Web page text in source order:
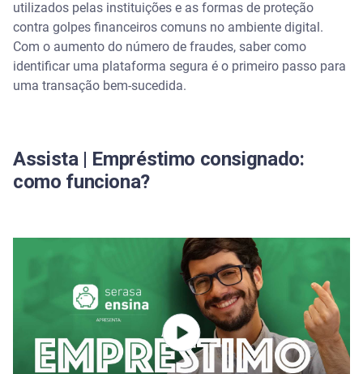
Compartilhamento seguro de histórico financeiro
Benefícios na personalização das ofertas de crédito
Cuidados indispensáveis para identificar fraudes e
Proibição de cobranças e depósitos antecipados
Verificação de canais oficiais e segurança do site
forma simples e segura
Perguntas frequentes sobre empréstimo pessoal
É seguro contratar um empréstimo pessoal pela
internet?
utilizados pelas instituições e as formas de proteção
contra golpes financeiros comuns no ambiente digital.
Com o aumento do número de fraudes, saber como
identificar uma plataforma segura é o primeiro passo para
uma transação bem-sucedida.
Assista | Empréstimo consignado:
como funciona?